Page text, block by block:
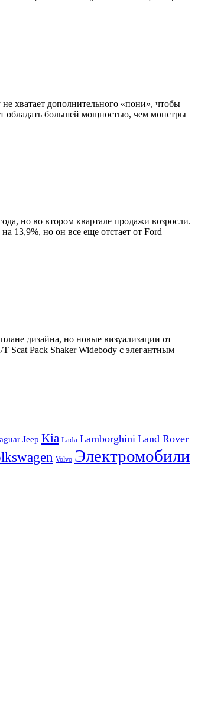
хватает дополнительного «пони», чтобы
обладать большей мощностью, чем монстры
но во втором квартале продажи возросли.
13,9%, но он все еще отстает от Ford
дизайна, но новые визуализации от
Scat Pack Shaker Widebody с элегантным
Jeep Kia Lada Lamborghini Land Rover
Volvo Электромобили